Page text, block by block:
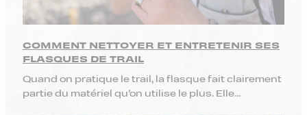
COMMENT NETTOYER ET ENTRETENIR SES
FLASQUES DE TRAIL
Quand on pratique le trail, la flasque fait clairement
partie du matériel qu’on utilise le plus. Elle...